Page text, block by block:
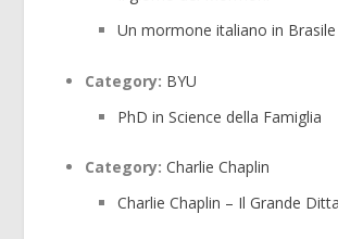
Un mormone italiano in Brasile
Category: BYU
PhD in Science della Famiglia
Category: Charlie Chaplin
Charlie Chaplin – Il Grande